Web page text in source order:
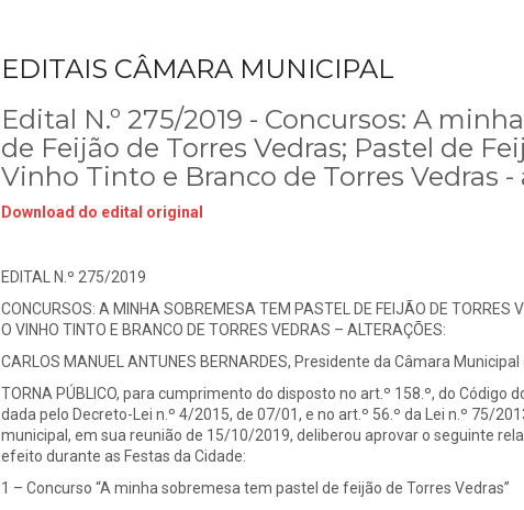
EDITAIS CÂMARA MUNICIPAL
Edital N.º 275/2019 - Concursos: A
de Feijão de Torres Vedras; Pastel de
Vinho Tinto e Branco de Torres Vedras -
Download do edital original
EDITAL N.º 275/2019
CONCURSOS: A MINHA SOBREMESA TEM PASTEL DE FEIJÃO DE TORRES
O VINHO TINTO E BRANCO DE TORRES VEDRAS – ALTERAÇÕES:
CARLOS MANUEL ANTUNES BERNARDES, Presidente da Câmara
TORNA PÚBLICO, para cumprimento do disposto no art.º 158.º, do
dada pelo Decreto-Lei n.º 4/2015, de 07/01, e no art.º 56.º da Lei n.º 75/
municipal, em sua reunião de 15/10/2019, deliberou aprovar o seguinte
efeito durante as Festas da Cidade:
1 – Concurso “A minha sobremesa tem pastel de feijão de Torres Vedras”